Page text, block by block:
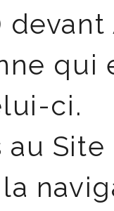
qui
ci.
au